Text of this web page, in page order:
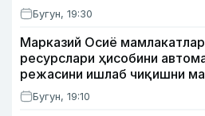
Бугун, 19:30
Марказий Осиё
ресурслари ҳисобини
режасини ишлаб чиқишни
Бугун, 19:10